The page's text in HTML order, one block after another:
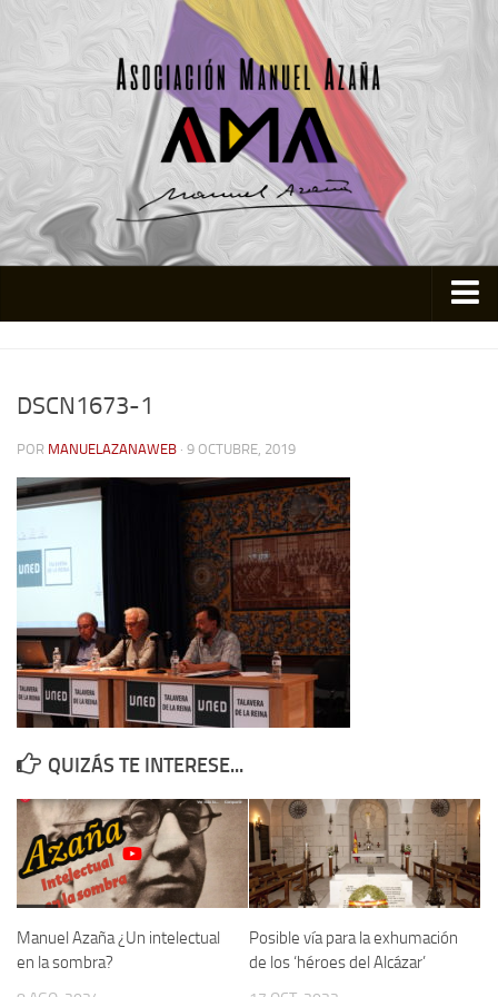
Actividades
Colabora
Memoria Histórica
Investigación previa de la represión en Talavera de la Reina (1937-
1947).
Informe Represión en Toledo 1936-1947 | Buscador
Informe de la fosa de abril de 1939 de Tembleque
Personajes republicanos
Izquierda Republicana. Agrupaciones y Militantes (1934-1939)
Izquierda Republicana. Navarra
Izquierda Republicana. Galicia
Textos esenciales del republicanismo
DSCN1673-1
POR MANUELAZANAWEB · 9 OCTUBRE, 2019
QUIZÁS TE INTERESE...
Manuel Azaña ¿Un intelectual
en la sombra?
Posible vía para la exhumación
de los ‘héroes del Alcázar’